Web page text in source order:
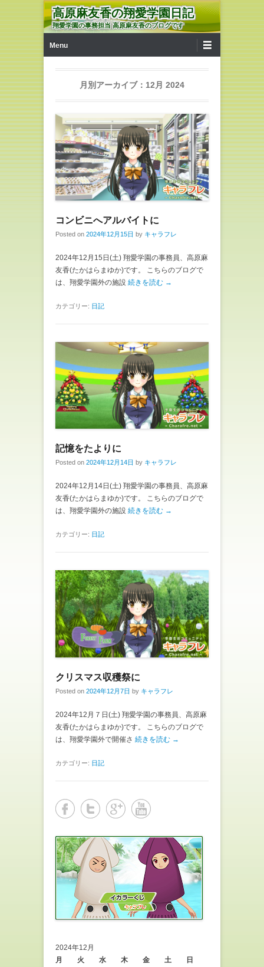
高原麻友香の翔愛学園日記
翔愛学園の事務担当 高原麻友香のブログです
Menu
月別アーカイブ： 12月 2024
コンビニへアルバイトに
Posted on 2024年12月15日 by キャラフレ
2024年12月15日(土) 翔愛学園の事務員、高原麻
友香(たかはらまゆか)です。 こちらのブログで
は、翔愛学園外の施設 続きを読む →
カテゴリー: 日記
記憶をたよりに
Posted on 2024年12月14日 by キャラフレ
2024年12月14日(土) 翔愛学園の事務員、高原麻
友香(たかはらまゆか)です。 こちらのブログで
は、翔愛学園外の施設 続きを読む →
カテゴリー: 日記
クリスマス収穫祭に
Posted on 2024年12月7日 by キャラフレ
2024年12月７日(土) 翔愛学園の事務員、高原麻
友香(たかはらまゆか)です。 こちらのブログで
は、翔愛学園外で開催さ 続きを読む →
カテゴリー: 日記
2024年12月
月
火 水 木 金 土
日